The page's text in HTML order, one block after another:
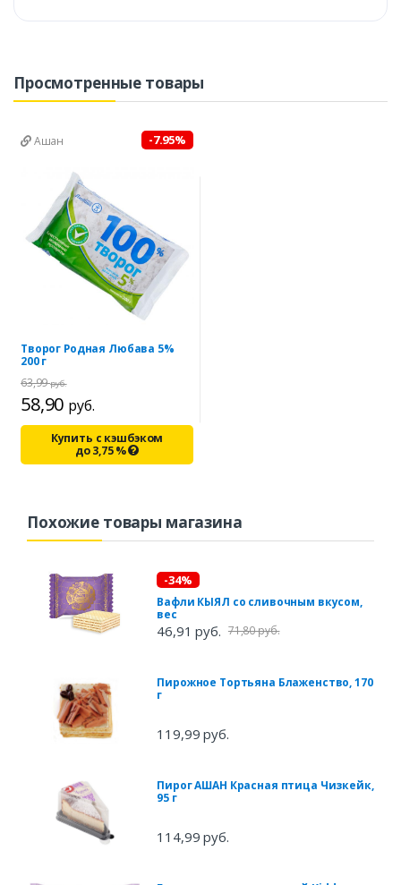
Просмотренные товары
Ашан -7.95%
Творог Родная Любава 5%
200 г
63,99руб.
58,90 руб.
Купить с кэшбэком
до3,75%
Похожие товары магазина
-34%
Вафли КЫЯЛ со сливочным вкусом,
вес
46,91 руб. 71,80 руб.
Пирожное Тортьяна Блаженство, 170
г
119,99 руб.
Пирог АШАН Красная птица Чизкейк,
95 г
114,99 руб.